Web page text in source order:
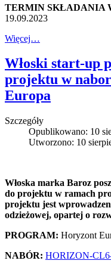
TERMIN SKŁADANIA
19.09.2023
Więcej…
Włoski start-up
projektu w
Europa
Szczegóły
Opublikowano: 10
Utworzono: 10
Włoska marka Baroz
do projektu w ramach
projektu jest
odzieżowej, opartej o
PROGRAM: Horyzont
NABÓR: HORIZON-